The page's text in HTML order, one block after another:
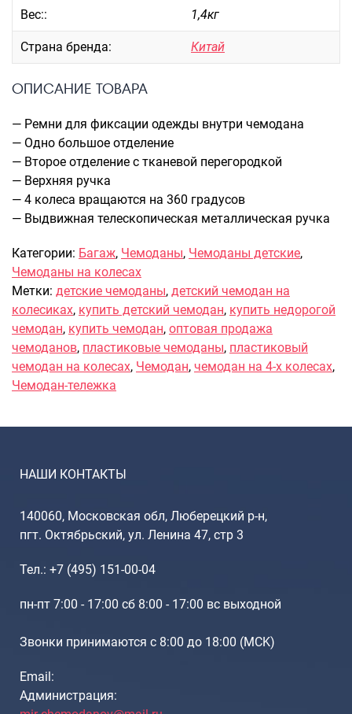
Бьюти-кейсы
Саквояжи
Распродажа
Сумки спортивные
Сумки деловые
Сумки поясные
Сумки для ноутбуков
Сумки-тележки хозяйственные
Сумки-рюкзаки на колёсах
Сумки детские
Рюкзаки
Рюкзаки городские
Рюкзаки школьные
Рюкзаки подростковые
Рюкзаки туристические
Кейсы и планшеты
Кейсы
Планшеты
Аксессуары
Мешки для обуви
Вес:: 1,4кг
Страна бренда: Китай
ОПИСАНИЕ ТОВАРА
— Ремни для фиксации одежды внутри чемодана
— Одно большое отделение
— Второе отделение с тканевой перегородкой
— Верхняя ручка
— 4 колеса вращаются на 360 градусов
— Выдвижная телескопическая металлическая ручка
Категории: Багаж, Чемоданы, Чемоданы детские,
Чемоданы на колесах
Метки: детские чемоданы, детский чемодан на
колесиках, купить детский чемодан, купить недорогой
чемодан, купить чемодан, оптовая продажа
чемоданов, пластиковые чемоданы, пластиковый
чемодан на колесах, Чемодан, чемодан на 4-х колесах,
Чемодан-тележка
НАШИ КОНТАКТЫ
140060, Московская обл, Люберецкий р-н,
пгт. Октябрьский, ул. Ленина 47, стр 3
Тел.: +7 (495) 151-00-04
пн-пт 7:00 - 17:00 сб 8:00 - 17:00 вс выходной
Звонки принимаются с 8:00 до 18:00 (МCK)
Email:
Администрация: